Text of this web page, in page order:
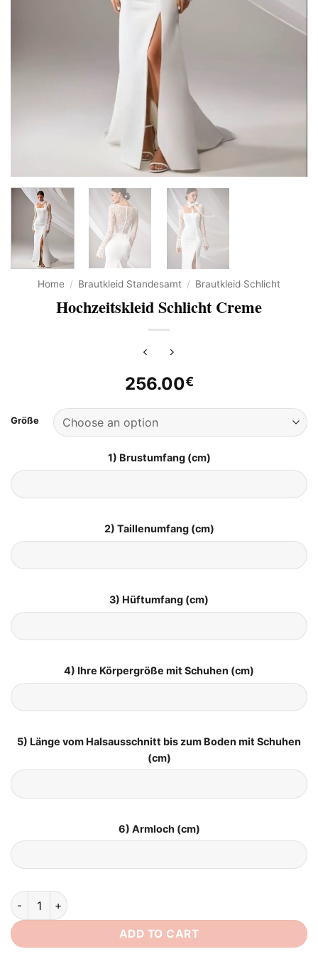
Home / Brautkleid Standesamt / Brautkleid Schlicht
Hochzeitskleid Schlicht Creme
256.00€
Größe
1) Brustumfang (cm)
2) Taillenumfang (cm)
3) Hüftumfang (cm)
4) Ihre Körpergröße mit Schuhen (cm)
5) Länge vom Halsausschnitt bis zum Boden mit Schuhen
(cm)
6) Armloch (cm)
Hochzeitskleid Schlicht Creme quantity
ADD TO CART